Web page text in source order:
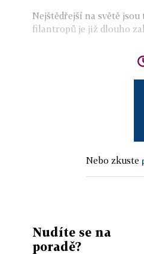
Nejštědřejší na světě
filantropů je již dlouho
Nebo zkuste
Nudíte se na
poradě?